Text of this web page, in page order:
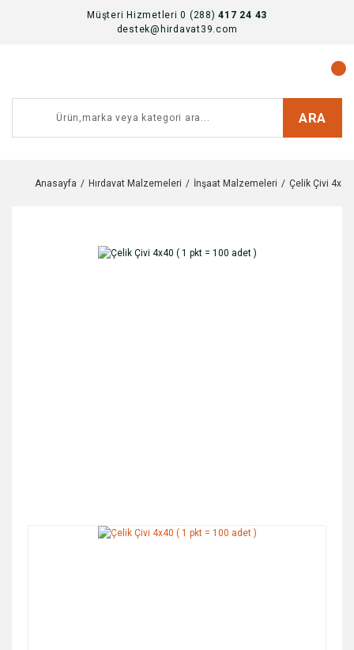
Müşteri Hizmetleri 0 (288)417 24 43
destek@hirdavat39.com
ARA
Anasayfa Hırdavat Malzemeleri İnşaat Malzemeleri Çelik Çivi